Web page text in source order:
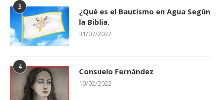
3
¿Qué es el Bautismo en Agua Según
la Biblia.
31/07/2022
4 Consuelo Fernández
10/02/2022